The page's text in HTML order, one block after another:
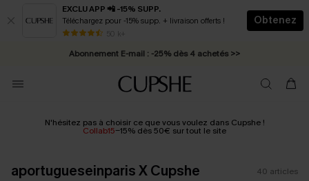
EXCLU APP 📲 -15% SUPP.
Téléchargez pour -15% supp. + livraison offerts !
50 k+
Obtenez
* Livraison éclair 2-3 jours ouvrés >>
Abonnement E-mail : -25% dès 4 achetés >>
N'hésitez pas à choisir ce que vous voulez dans Cupshe !
Collab15-15% dès 50€ sur tout le site
aportugueseinparis X Cupshe 40 articles